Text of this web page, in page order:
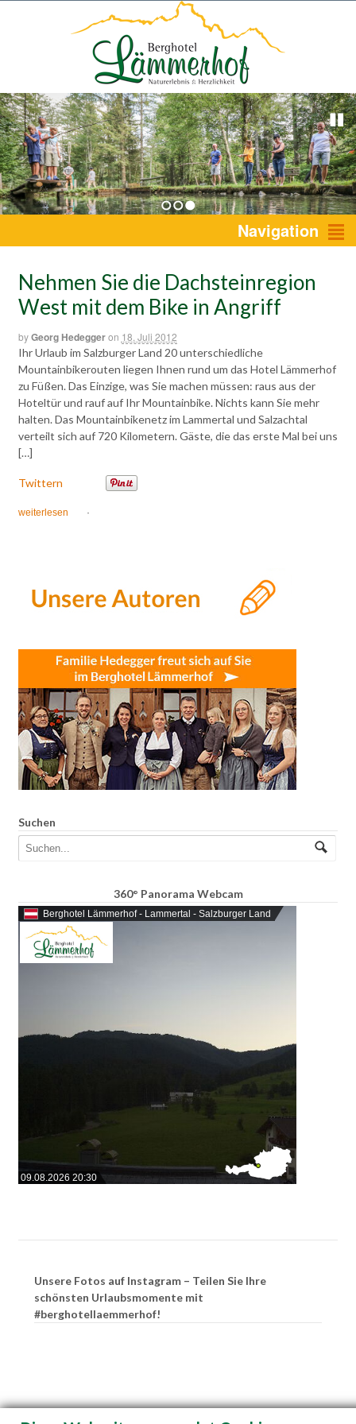
1 2 3 Navigation
Nehmen Sie die Dachsteinregion
West mit dem Bike in Angriff
byGeorg Hedeggeron 18. Juli 2012
Ihr Urlaub im Salzburger Land 20 unterschiedliche
Mountainbikerouten liegen Ihnen rund um das Hotel Lämmerhof
zu Füßen. Das Einzige, was Sie machen müssen: raus aus der
Hoteltür und rauf auf Ihr Mountainbike. Nichts kann Sie mehr
halten. Das Mountainbikenetz im Lammertal und Salzachtal
verteilt sich auf 720 Kilometern. Gäste, die das erste Mal bei uns
[…]
Twittern
weiterlesen ·
Suchen
360° Panorama Webcam
Berghotel Lämmerhof - Lammertal - Salzburger Land
09.08.2026 20:30
Unsere Fotos auf Instagram – Teilen Sie Ihre
schönsten Urlaubsmomente mit
#berghotellaemmerhof!